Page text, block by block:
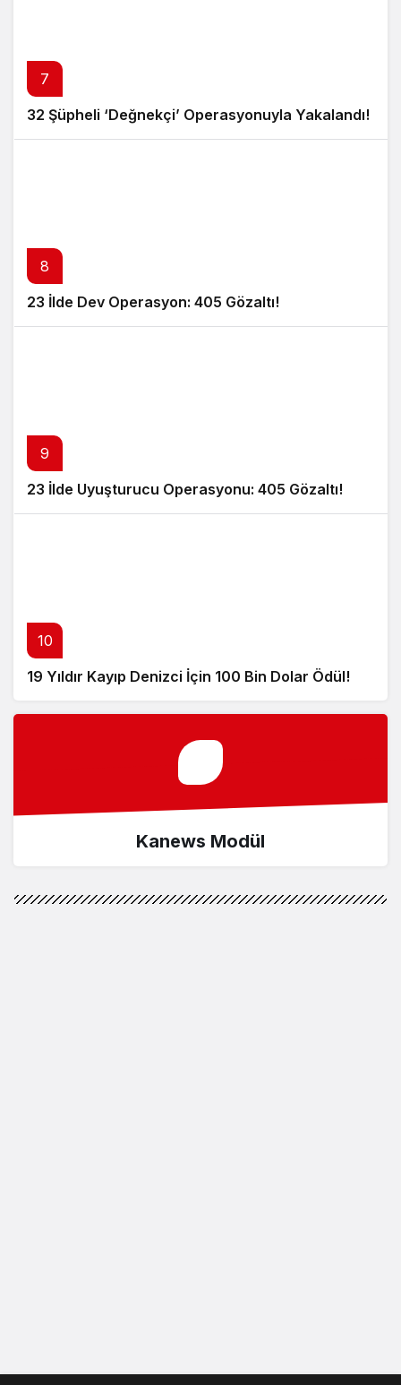
7
32 Şüpheli ‘Değnekçi’ Operasyonuyla Yakalandı!
8
23 İlde Dev Operasyon: 405 Gözaltı!
9
23 İlde Uyuşturucu Operasyonu: 405 Gözaltı!
10
19 Yıldır Kayıp Denizci İçin 100 Bin Dolar Ödül!
Kanews Modül